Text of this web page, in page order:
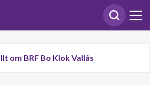
om BRF Bo Klok Vallås